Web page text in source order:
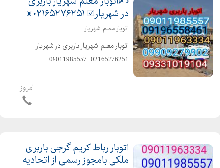
در شهریار☑️ ۰۲۱۶۵۲۷۶۲۵۱☀️
اتوبار معلم شهریار
اتوبار معلم شهریار باربری در شهریار
02165276251 ️ 09011985557 ️
دهی به تمام نقاط شهر و حومه شهر با
ماشینهای مسقف و موکت شده و پتو دار
امروز
اتوبار رباط کریم گرجی باربری
ملکی بامجوز رسمی از اتحادیه